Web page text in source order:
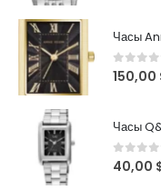
Часы
0out
150,00
Часы
0 out
40,00